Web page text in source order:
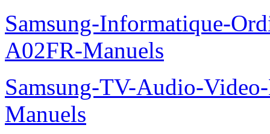
Samsung-Informatique-
A02FR-Manuels
Samsung-TV-Audio-
Manuels